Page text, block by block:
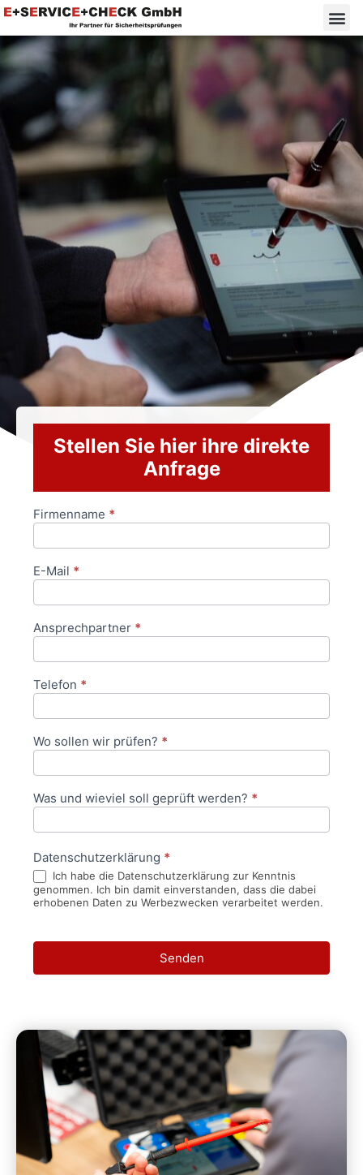
Stellen Sie hier ihre direkte
Anfrage
Anfrageformular
Firmenname *
E-Mail *
Ansprechpartner *
Telefon *
Wo sollen wir prüfen? *
Was und wieviel soll geprüft werden? *
Datenschutzerklärung *
Ich habe die Datenschutzerklärung zur Kenntnis
genommen. Ich bin damit einverstanden, dass die dabei
erhobenen Daten zu Werbezwecken verarbeitet werden.
Senden